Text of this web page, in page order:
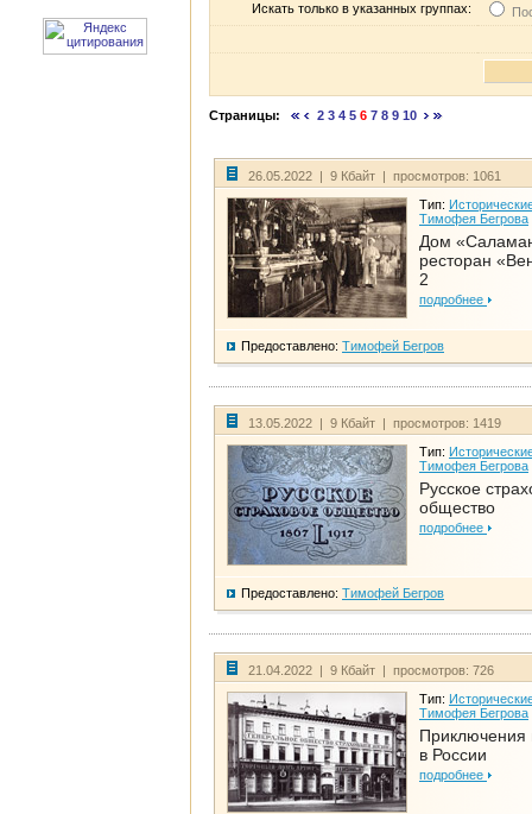
Искать только в указанных группах:
Страницы: 2 3 4 5 6 7 8 9 10
26.05.2022 | 9 Кбайт | просмотров: 1061
Тип:
Тимофея Бегрова
Дом
ресторан
2
подробнее
Предоставлено: Тимофей Бегров
13.05.2022 | 9 Кбайт | просмотров: 1419
Тип:
Тимофея Бегрова
Русское
общество
подробнее
Предоставлено: Тимофей Бегров
21.04.2022 | 9 Кбайт | просмотров: 726
Тип:
Тимофея Бегрова
Приключения
в России
подробнее